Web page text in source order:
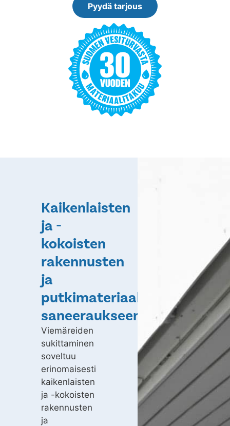
Pyydä tarjous
Kaikenlaisten
ja -
kokoisten
rakennusten
ja
putkimateriaalien
saneeraukseen
Viemäreiden
sukittaminen
soveltuu
erinomaisesti
kaikenlaisten
ja -kokoisten
rakennusten
ja